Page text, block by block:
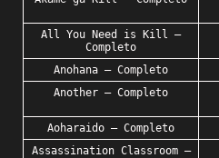
All You Need is Kill –
Completo
Anohana – Completo
Another – Completo
Aoharaido – Completo
Assassination Classroom –